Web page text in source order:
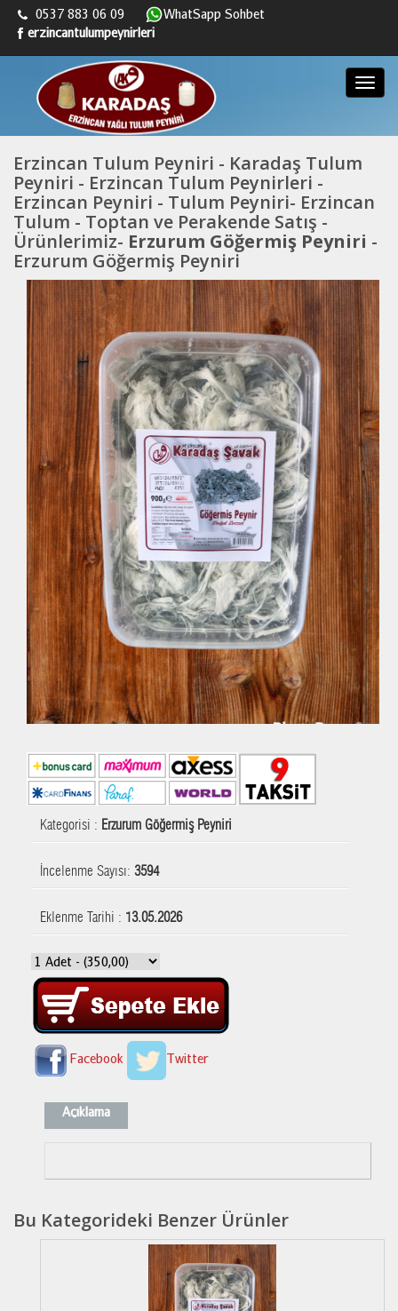
0537 883 06 09
WhatSapp Sohbet
erzincantulumpeynirleri
Menü
Erzincan Tulum Peyniri - Karadaş Tulum
Peyniri - Erzincan Tulum Peynirleri -
Erzincan Peyniri - Tulum Peyniri- Erzincan
Tulum - Toptan ve Perakende Satış -
Ürünlerimiz- Erzurum Göğermiş Peyniri -
Erzurum Göğermiş Peyniri
Kategorisi : Erzurum Göğermiş Peyniri
İncelenme Sayısı: 3594
Eklenme Tarihi : 13.05.2026
Facebook Twitter
Açıklama
Bu Kategorideki Benzer Ürünler